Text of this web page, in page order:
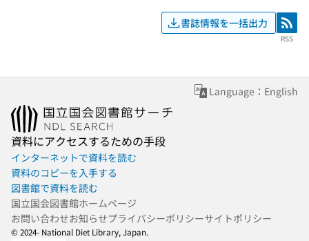
書誌情報を一括出力 RSS
RSS
Language：English
資料にアクセスするための手段
インターネットで資料を読む
資料のコピーを入手する
図書館で資料を読む
国立国会図書館ホームページ
お問い合わせお知らせプライバシーポリシーサイトポリシー
© 2024- National Diet Library, Japan.